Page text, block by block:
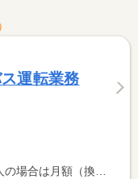
運転業務
の場合は時間額を表示しています。